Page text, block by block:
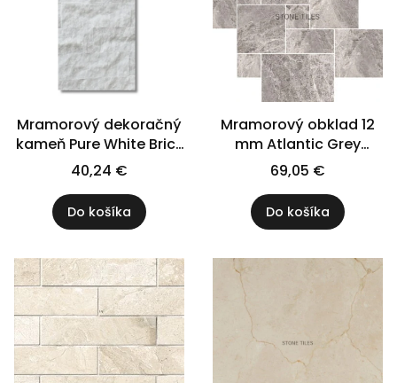
Mramorový dekoračný
kameň Pure White Brick
7x30
40,24 €
Do košíka
Mramorový obklad 12
mm Atlantic Grey
saténový matný
modulárny set = 0,742
m2 | Rímska súprava
69,05 €
Do košíka